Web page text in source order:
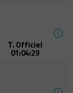
T. Officiel
01:04:29